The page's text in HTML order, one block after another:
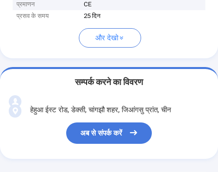
प्रमाणन
CE
प्रसव के समय
25 दिन
और देखो
सम्पर्क करने का विवरण
हेहुआ ईस्ट रोड, डेक्सी, चांगझौ शहर, जिआंगसु प्रांत, चीन
अब से संपर्क करें